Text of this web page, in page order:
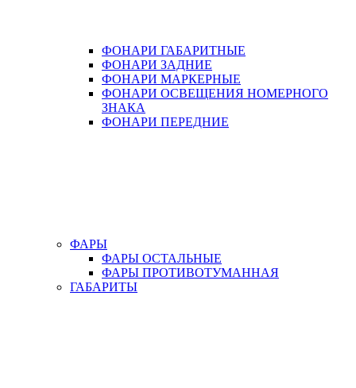
ФОНАРИ ГАБАРИТНЫЕ
ФОНАРИ ЗАДНИЕ
ФОНАРИ МАРКЕРНЫЕ
ФОНАРИ ОСВЕЩЕНИЯ НОМЕРНОГО
ЗНАКА
ФОНАРИ ПЕРЕДНИЕ
ФАРЫ
ФАРЫ ОСТАЛЬНЫЕ
ФАРЫ ПРОТИВОТУМАННАЯ
ГАБАРИТЫ